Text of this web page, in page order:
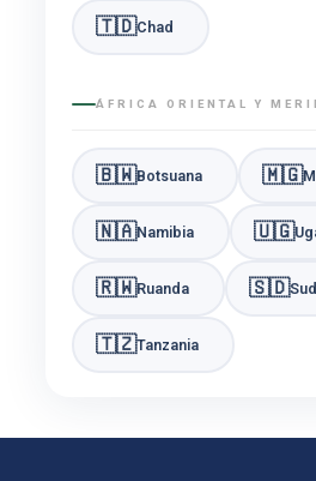
🇹🇩Chad
ÁFRICA ORIENTAL Y
🇧🇼Botsuana 🇲🇬
🇳🇦Namibia 🇺🇬
🇷🇼Ruanda 🇸🇩
🇹🇿Tanzania